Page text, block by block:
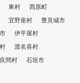
東村
西原町
宜野座村
豊見城市
伊平屋村
渡名喜村
間村
石垣市